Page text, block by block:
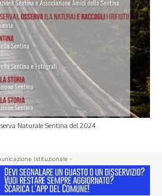
Naturale Sentina del 2024
Istituzionale -